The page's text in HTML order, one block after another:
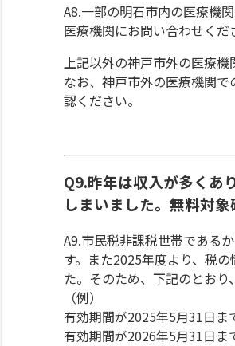
A8.一部の明石市内の医療機
医療機関にお問い合わせくだ
上記以外の神戸市外の医療
なお、神戸市外の医療機関
認ください。
Q9.昨年は収入が多くあ
しまいました。無料対
A9.市民税非課税世帯である
す。また2025年度より、税
た。そのため、下記のとお
（例）
有効期間が2025年5月31日
有効期間が2026年5月31日